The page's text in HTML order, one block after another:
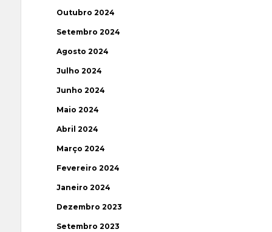
Outubro 2024
Setembro 2024
Agosto 2024
Julho 2024
Junho 2024
Maio 2024
Abril 2024
Março 2024
Fevereiro 2024
Janeiro 2024
Dezembro 2023
Setembro 2023